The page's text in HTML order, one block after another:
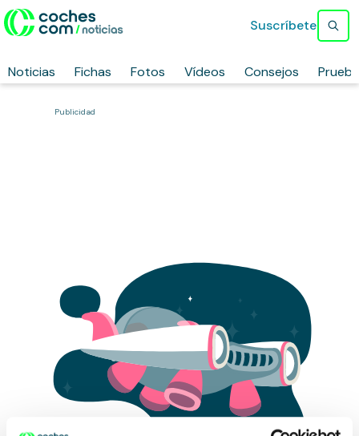
Noticias Fichas Fotos Vídeos Consejos
Suscríbete
Publicidad